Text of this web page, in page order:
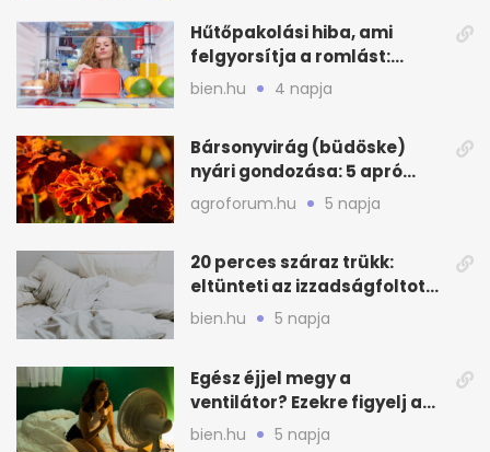
Hűtőpakolási hiba, ami
felgyorsítja a romlást:
zónákra figyelj
bien.hu 4 napja
Bársonyvirág (büdöske)
nyári gondozása: 5 apró
lépés a dús virágzásért
agroforum.hu 5 napja
20 perces száraz trükk:
eltünteti az izzadságfoltot
és a szagot a matracról
bien.hu 5 napja
Egész éjjel megy a
ventilátor? Ezekre figyelj a
hőségben alvásnál
bien.hu 5 napja